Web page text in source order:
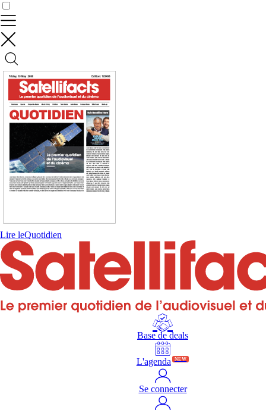
Lire leQuotidien
Base de deals
L'agenda NEW
Se connecter
Contrôler vos données